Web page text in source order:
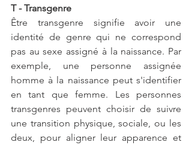
T - Transgenre
Être transgenre signifie avoir une
identité de genre qui ne correspond
pas au sexe assigné à la naissance. Par
exemple, une personne assignée
homme à la naissance peut s'identifier
en tant que femme. Les personnes
transgenres peuvent choisir de suivre
une transition physique, sociale, ou les
deux, pour aligner leur apparence et